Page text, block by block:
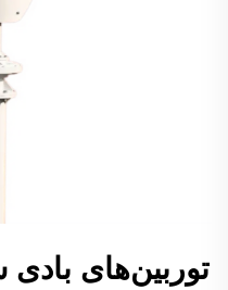
توربین‌های بادی